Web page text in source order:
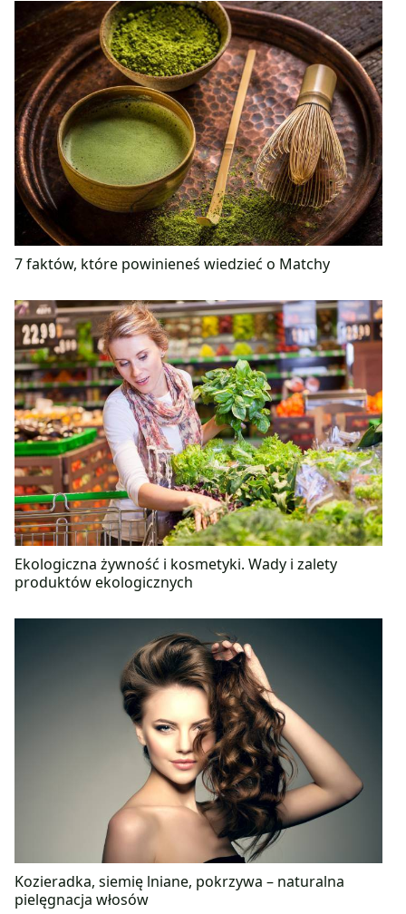
7 faktów, które powinieneś wiedzieć o Matchy
Ekologiczna żywność i kosmetyki. Wady i zalety
produktów ekologicznych
Kozieradka, siemię lniane, pokrzywa – naturalna
pielęgnacja włosów